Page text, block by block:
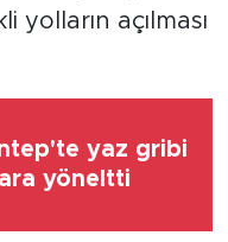
yolların açılması
yaz gribi
yöneltti